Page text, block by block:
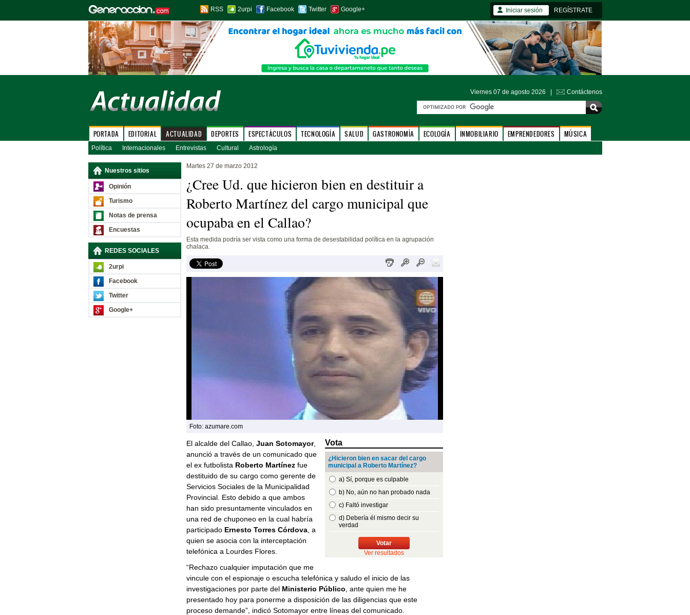
RSS 2urpi Facebook Twitter Google+ Iniciar sesión REGÍSTRATE
Viernes 07 de agosto 2026 | Contáctenos
PORTADA EDITORIAL ACTUALIDAD DEPORTES ESPECTÁCULOS TECNOLOGÍA SALUD GASTRONOMÍA ECOLOGÍA INMOBILIARIO EMPRENDEDORES MÚSICA
Política Internacionales Entrevistas Cultural Astrología
Nuestros sitios
Opinión
Turismo
Notas de prensa
Encuestas
REDES SOCIALES
2urpi
Facebook
Twitter
Google+
Martes 27 de marzo 2012
¿Cree Ud. que hicieron bien en destituir a
Roberto Martínez del cargo municipal que
ocupaba en el Callao?
Esta medida podría ser vista como una forma de desestabilidad política en la agrupación
chalaca.
Foto: azumare.com
Vota
¿Hicieron bien en sacar del cargo
municipal a Roberto Martínez?
a) Sí, porque es culpable
b) No, aún no han probado nada
c) Faltó investigar
d) Debería él mismo decir su
verdad
Votar
Ver resultados
El alcalde del Callao, Juan Sotomayor,
anunció a través de un comunicado que
el ex futbolista Roberto Martínezfue
destituido de su cargo como gerente de
Servicios Sociales de la Municipalidad
Provincial. Esto debido a que ambos
han sido presuntamente vinculados en
una red de chuponeo en la cual habría
participadoErnesto Torres Córdova, a
quien se asocia con la interceptación
telefónica a Lourdes Flores.
“Rechazo cualquier imputación que me
vincule con el espionaje o escucha telefónica y saludo el inicio de las
investigaciones por parte del Ministerio Público , ante quien me he
presentado hoy para ponerme a disposición de las diligencias que este
proceso demande”, indicó Sotomayor entre líneas del comunicado.